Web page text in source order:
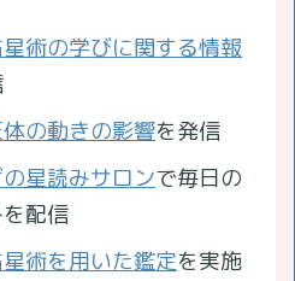
術の学びに関する情報
の動きの影響を発信
星読みサロンで毎日の
配信
術を用いた鑑定を実施